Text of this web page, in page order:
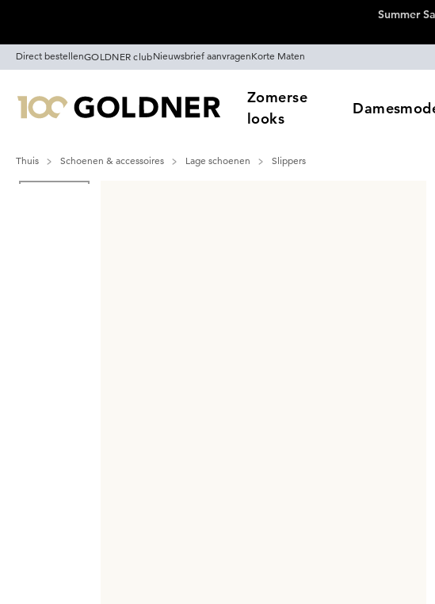
Summer
Direct bestellenGOLDNER clubNieuwsbrief aanvragenKorte Maten
Zomerse
looks
Thuis Schoenen & accessoires Lage schoenen
Slippers